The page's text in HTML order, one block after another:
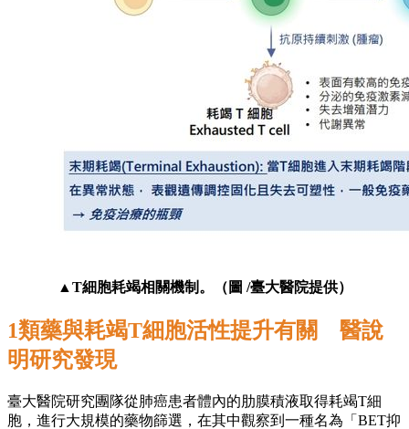
▲T細胞耗竭相關機制。（圖 /臺大醫院提供）
1類藥與耗竭T細胞活性提升有關 醫說
明研究發現
臺大醫院研究團隊從肺癌患者體內的肋膜積液取得耗竭T細
胞，進行大規模的藥物篩選，在其中觀察到一種名為「BET抑